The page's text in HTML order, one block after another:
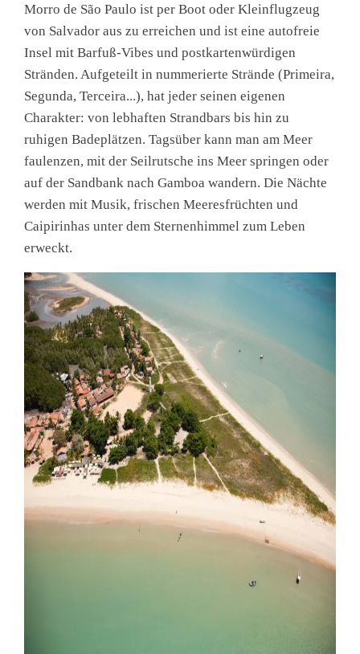
Morro de São Paulo ist per Boot oder Kleinflugzeug
von Salvador aus zu erreichen und ist eine autofreie
Insel mit Barfuß-Vibes und postkartenwürdigen
Stränden. Aufgeteilt in nummerierte Strände (Primeira,
Segunda, Terceira...), hat jeder seinen eigenen
Charakter: von lebhaften Strandbars bis hin zu
ruhigen Badeplätzen. Tagsüber kann man am Meer
faulenzen, mit der Seilrutsche ins Meer springen oder
auf der Sandbank nach Gamboa wandern. Die Nächte
werden mit Musik, frischen Meeresfrüchten und
Caipirinhas unter dem Sternenhimmel zum Leben
erweckt.